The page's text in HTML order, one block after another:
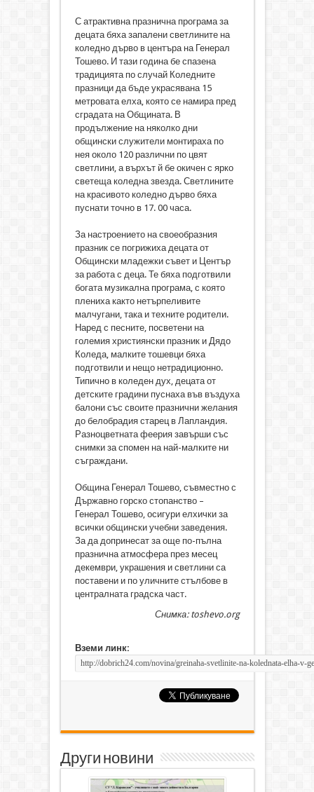
С атрактивна празнична програма за
децата бяха запалени светлините на
коледно дърво в центъра на Генерал
Тошево. И тази година бе спазена
традицията по случай Коледните
празници да бъде украсявана 15
метровата елха, която се намира пред
сградата на Общината. В
продължение на няколко дни
общински служители монтираха по
нея около 120 различни по цвят
светлини, а върхът й бе окичен с ярко
светеща коледна звезда. Светлините
на красивото коледно дърво бяха
пуснати точно в 17. 00 часа.
За настроението на своеобразния
празник се погрижиха децата от
Общински младежки съвет и Център
за работа с деца. Те бяха подготвили
богата музикална програма, с която
плениха както нетърпеливите
малчугани, така и техните родители.
Наред с песните, посветени на
големия християнски празник и Дядо
Коледа, малките тошевци бяха
подготвили и нещо нетрадиционно.
Типично в коледен дух, децата от
детските градини пуснаха във въздуха
балони със своите празнични желания
до белобрадия старец в Лапландия.
Разноцветната феерия завърши със
снимки за спомен на най-малките ни
съграждани.
Община Генерал Тошево, съвместно с
Държавно горско стопанство –
Генерал Тошево, осигури елхички за
всички общински учебни заведения.
За да допринесат за още по-пълна
празнична атмосфера през месец
декември, украшения и светлини са
поставени и по уличните стълбове в
централната градска част.
Снимка: toshevo.org
Вземи линк:
Други новини